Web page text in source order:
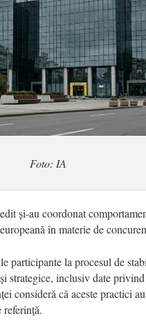
Foto: IA
și-au coordonat
în materie de
participante la procesul de
strategice, inclusiv date
consideră că aceste practici